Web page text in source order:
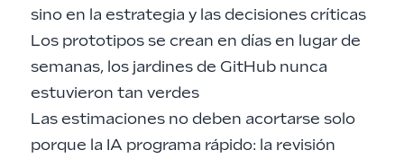
sino en la estrategia y las decisiones críticas
Los prototipos se crean en días en lugar de
semanas, los jardines de GitHub nunca
estuvieron tan verdes
Las estimaciones no deben acortarse solo
porque la IA programa rápido: la revisión